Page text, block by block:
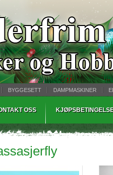
BYGGESETT DAMPMASKINER
OSS